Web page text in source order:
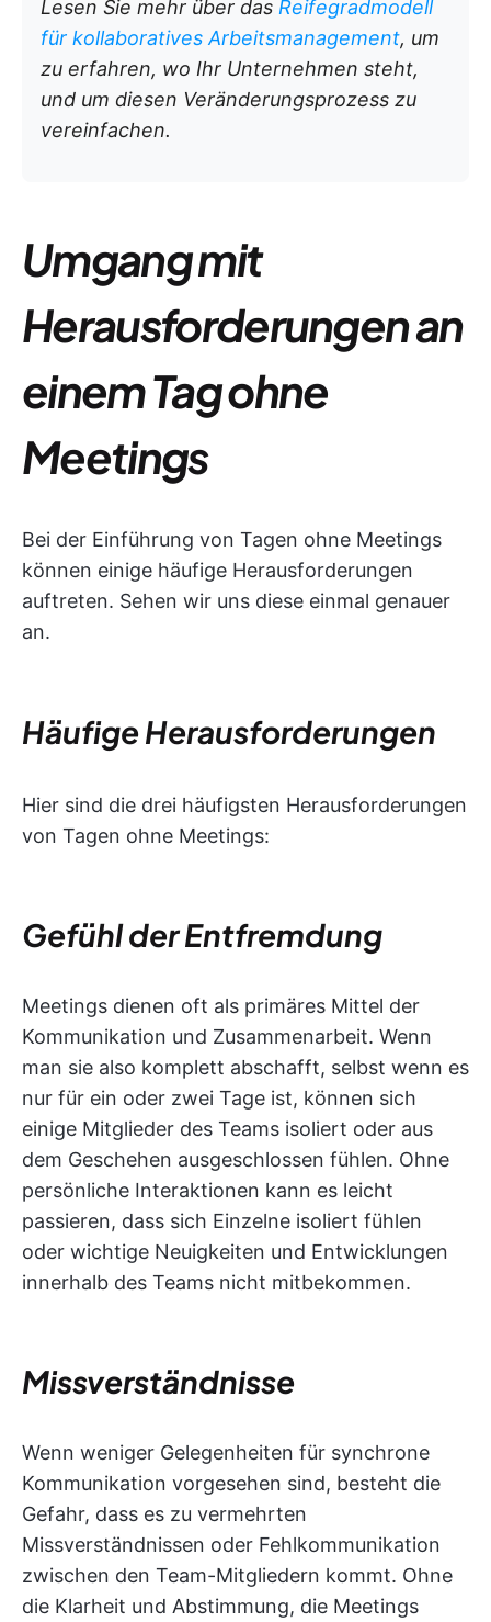
Lesen Sie mehr über das Reifegradmodell
für kollaboratives Arbeitsmanagement, um
zu erfahren, wo Ihr Unternehmen steht,
und um diesen Veränderungsprozess zu
vereinfachen.
Umgang mit
Herausforderungen an
einem Tag ohne
Meetings
Bei der Einführung von Tagen ohne Meetings
können einige häufige Herausforderungen
auftreten. Sehen wir uns diese einmal genauer
an.
Häufige Herausforderungen
Hier sind die drei häufigsten Herausforderungen
von Tagen ohne Meetings:
Gefühl der Entfremdung
Meetings dienen oft als primäres Mittel der
Kommunikation und Zusammenarbeit. Wenn
man sie also komplett abschafft, selbst wenn es
nur für ein oder zwei Tage ist, können sich
einige Mitglieder des Teams isoliert oder aus
dem Geschehen ausgeschlossen fühlen. Ohne
persönliche Interaktionen kann es leicht
passieren, dass sich Einzelne isoliert fühlen
oder wichtige Neuigkeiten und Entwicklungen
innerhalb des Teams nicht mitbekommen.
Missverständnisse
Wenn weniger Gelegenheiten für synchrone
Kommunikation vorgesehen sind, besteht die
Gefahr, dass es zu vermehrten
Missverständnissen oder Fehlkommunikation
zwischen den Team-Mitgliedern kommt. Ohne
die Klarheit und Abstimmung, die Meetings